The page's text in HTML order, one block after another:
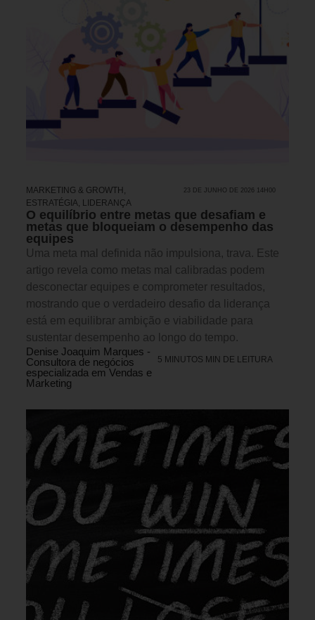
MARKETING & GROWTH
ESTRATÉGIA LIDERANÇA
23 DE JUNHO DE 2026 14H00
O equilíbrio entre metas que desafiam e
metas que bloqueiam o desempenho das
equipes
Uma meta mal definida não impulsiona, trava. Este
artigo revela como metas mal calibradas podem
desconectar equipes e comprometer resultados,
mostrando que o verdadeiro desafio da liderança
está em equilibrar ambição e viabilidade para
sustentar desempenho ao longo do tempo.
Denise Joaquim Marques -
Consultora de negócios
especializada em Vendas e
Marketing
5 MINUTOS MIN DE LEITURA